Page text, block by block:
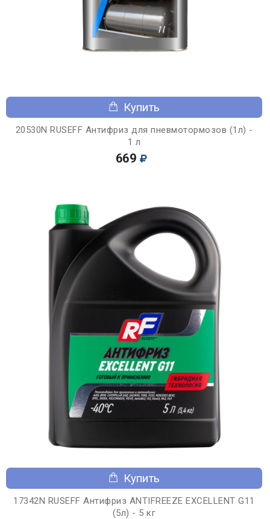
Купить
20530N RUSEFF Антифриз для пневмотормозов (1л) -
1 л
669
Купить
17342N RUSEFF Антифриз ANTIFREEZE EXCELLENT G11
(5л) - 5 кг